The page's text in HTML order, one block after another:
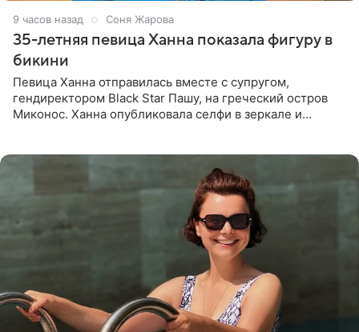
9 часов назад Соня Жарова
35-летняя певица Ханна показала фигуру в
бикини
Певица Ханна отправилась вместе с супругом,
гендиректором Black Star Пашу, на греческий остров
Миконос. Ханна опубликовала селфи в зеркале и